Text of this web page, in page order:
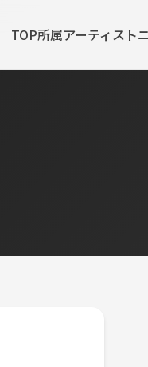
TOP所属アーティスト